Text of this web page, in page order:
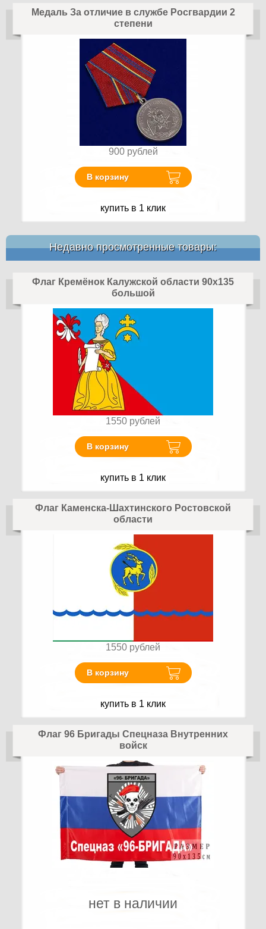
Медаль За отличие в службе Росгвардии 2
степени
900 рублей
В корзину
купить в 1 клик
Недавно просмотренные товары:
Флаг Кремёнок Калужской области 90x135
большой
1550 рублей
В корзину
купить в 1 клик
Флаг Каменска-Шахтинского Ростовской
области
1550 рублей
В корзину
купить в 1 клик
Флаг 96 Бригады Спецназа Внутренних
войск
нет в наличии